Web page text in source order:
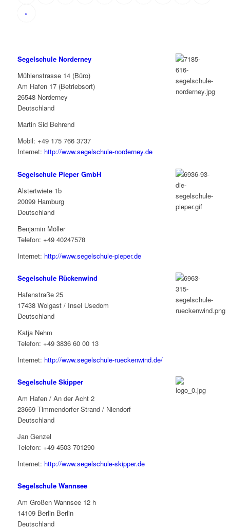
»
Segelschule Norderney
Mühlenstrasse 14 (Büro)
Am Hafen 17 (Betriebsort)
26548 Norderney
Deutschland
Martin Sid Behrend
Mobil: +49 175 766 3737
Internet: http://www.segelschule-norderney.de
Segelschule Pieper GmbH
Alstertwiete 1b
20099 Hamburg
Deutschland
Benjamin Möller
Telefon: +49 40247578
Internet: http://www.segelschule-pieper.de
Segelschule Rückenwind
Hafenstraße 25
17438 Wolgast / Insel Usedom
Deutschland
Katja Nehm
Telefon: +49 3836 60 00 13
Internet: http://www.segelschule-rueckenwind.de/
Segelschule Skipper
Am Hafen / An der Acht 2
23669 Timmendorfer Strand / Niendorf
Deutschland
Jan Genzel
Telefon: +49 4503 701290
Internet: http://www.segelschule-skipper.de
Segelschule Wannsee
Am Großen Wannsee 12 h
14109 Berlin Berlin
Deutschland